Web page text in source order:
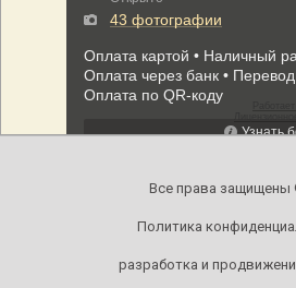
Все права защищены
Политика
разработка и